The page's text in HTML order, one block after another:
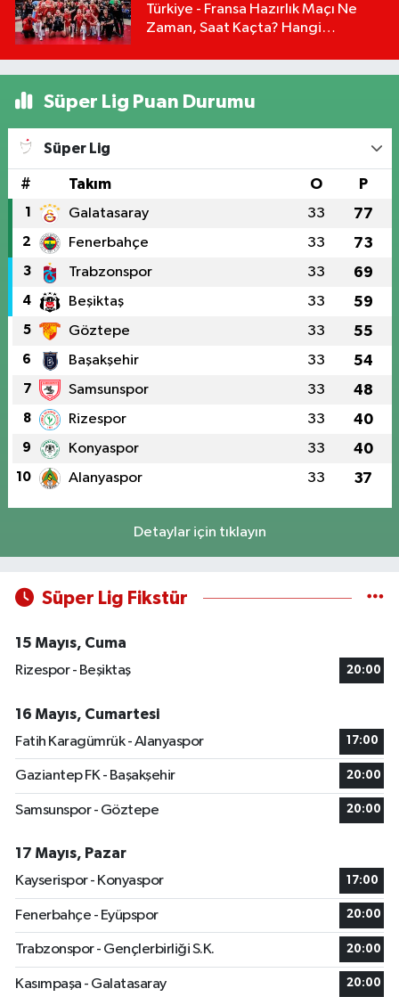
Türkiye - Fransa Hazırlık Maçı Ne
Zaman, Saat Kaçta? Hangi
Süper Lig Puan Durumu
Süper Lig
# Takım O P
1 Galatasaray 33 77
2 Fenerbahçe 33 73
3 Trabzonspor 33 69
4 Beşiktaş 33 59
5 Göztepe 33 55
6 Başakşehir 33 54
7 Samsunspor 33 48
8 Rizespor 33 40
9 Konyaspor 33 40
10 Alanyaspor 33 37
Detaylar için tıklayın
Süper Lig Fikstür
15 Mayıs, Cuma
Rizespor - Beşiktaş
20:00
16 Mayıs, Cumartesi
Fatih Karagümrük - Alanyaspor
17:00
Gaziantep FK - Başakşehir 20:00
Samsunspor - Göztepe 20:00
17 Mayıs, Pazar
Kayserispor - Konyaspor
17:00
Fenerbahçe - Eyüpspor 20:00
Trabzonspor - Gençlerbirliği S.K. 20:00
Kasımpaşa - Galatasaray 20:00